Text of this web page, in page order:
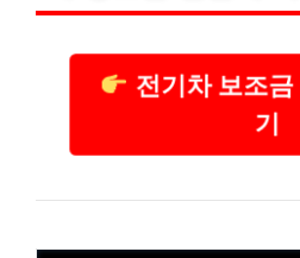
전기차 보조금
기